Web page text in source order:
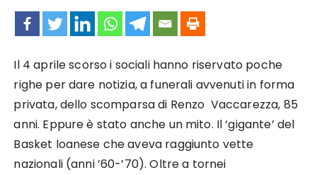
Il 4 aprile scorso i sociali hanno riservato poche
righe per dare notizia, a funerali avvenuti in forma
privata, dello scomparsa di Renzo Vaccarezza, 85
anni. Eppure è stato anche un mito. Il ‘gigante’ del
Basket loanese che aveva raggiunto vette
nazionali (anni ’60-’70). Oltre a tornei